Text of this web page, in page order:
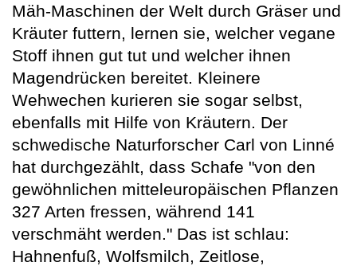
Mäh-Maschinen der Welt durch Gräser und
Kräuter futtern, lernen sie, welcher vegane
Stoff ihnen gut tut und welcher ihnen
Magendrücken bereitet. Kleinere
Wehwechen kurieren sie sogar selbst,
ebenfalls mit Hilfe von Kräutern. Der
schwedische Naturforscher Carl von Linné
hat durchgezählt, dass Schafe "von den
gewöhnlichen mitteleuropäischen Pflanzen
327 Arten fressen, während 141
verschmäht werden." Das ist schlau:
Hahnenfuß, Wolfsmilch, Zeitlose,